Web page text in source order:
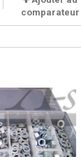
comparateur